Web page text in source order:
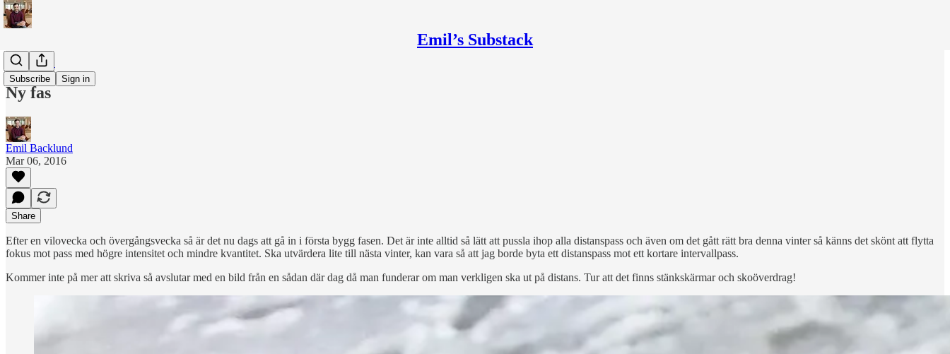
Emil’s Substack
Subscribe Sign in
Cycling 🚵
Ny fas
Emil Backlund
Mar 06, 2016
Share
Efter en vilovecka och övergångsvecka så är det nu dags att gå in i första bygg fasen. Det är inte alltid så lätt att pussla ihop alla distanspass och även om det gått rätt bra denna vinter så känns det skönt att flytta
fokus mot pass med högre intensitet och mindre kvantitet. Ska utvärdera lite till nästa vinter, kan vara så att jag borde byta ett distanspass mot ett kortare intervallpass.
Kommer inte på mer att skriva så avslutar med en bild från en sådan där dag då man funderar om man verkligen ska ut på distans. Tur att det finns stänkskärmar och skoöverdrag!